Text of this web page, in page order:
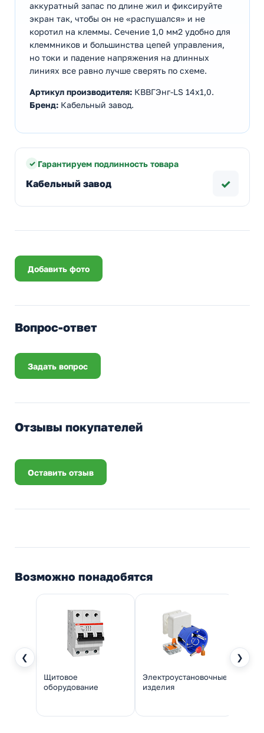
аккуратный запас по длине жил и фиксируйте
экран так, чтобы он не «распушался» и не
коротил на клеммы. Сечение 1,0 мм2 удобно для
клеммников и большинства цепей управления,
но токи и падение напряжения на длинных
линиях все равно лучше сверять по схеме.
Артикул производителя: КВВГЭнг-LS 14х1,0.
Бренд: Кабельный завод.
Гарантируем подлинность товара
Кабельный завод ✓
Добавить фото
Вопрос-ответ
Задать вопрос
Отзывы покупателей
Оставить отзыв
Возможно понадобятся
❮ ❯
Щитовое
оборудование
Электроустановочные
изделия